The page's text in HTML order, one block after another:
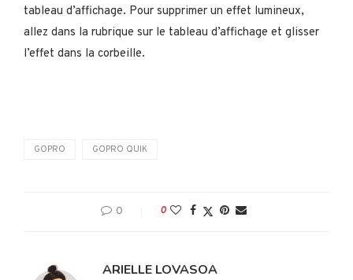
tableau d’affichage. Pour supprimer un effet lumineux,
allez dans la rubrique sur le tableau d’affichage et glisser
l’effet dans la corbeille.
GOPRO GOPRO QUIK
0 0
ARIELLE LOVASOA